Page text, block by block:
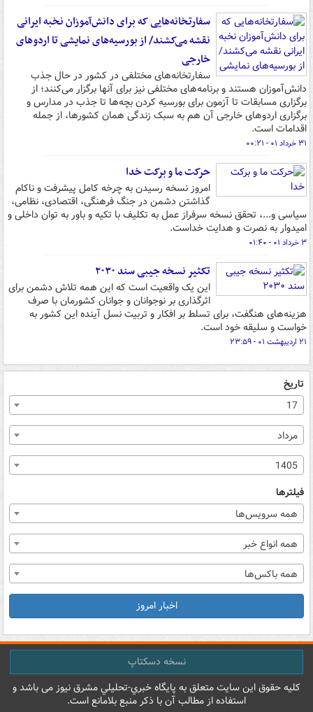
سفارتخانه‌هایی که برای دانش‌آموزان نخبه ایرانی
نقشه می‌کشند/ از بورسیه‌های نمایشی تا اردوهای
خارجی
سفارتخانه‌های مختلفی در کشور در حال جذب
دانش‌آموزان هستند و برنامه‌های مختلفی نیز برای آنها برگزار می‌کنند؛ از
برگزاری مسابقات تا آزمون برای بورسیه کردن بچه‌ها تا جذب در مدارس و
برگزاری اردوهای خارجی آن هم به سبک زندگی همان کشورها، از جمله
اقدامات است.
۳۱ خرداد ۰۱ - ۰۰:۲۱
حرکت ما و برکت خدا
امروز نسخه رسیدن به چرخه کامل پیشرفت و ناکام
گذاشتن دشمن در جنگ فرهنگی، اقتصادی، نظامی،
سیاسی و...، تحقق نسخه سرفراز عمل به تکلیف با تکیه و باور به توان داخلی و
امیدوار به نصرت و هدایت خداست.
۳ خرداد ۰۱ - ۰۱:۴۰
تکثیر نسخه جیبی سند ۲۰۳۰
این یک واقعیت است که این همه تلاش دشمن برای
اثرگذاری بر نوجوانان و جوانان کشورمان با صرف
هزینه‌های هنگفت، برای تسلط بر افکار و ‌تربیت نسل آینده این کشور به
خواست و سلیقه خود است.
۲۱ اردیبهشت ۰۱ - ۲۳:۵۹
تاریخ
17
مرداد
1405
فیلترها
همه سرویس‌ها
همه انواع خبر
همه باکس‌ها
اخبار امروز
نسخه دسکتاپ
کليه حقوق اين سايت متعلق به پایگاه خبري-تحليلي مشرق نيوز می باشد و
استفاده از مطالب آن با ذکر منبع بلامانع است.